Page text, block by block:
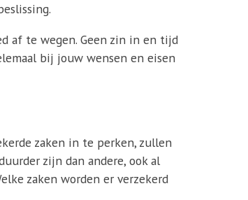
af te wegen. Geen zin in en tijd
bij jouw wensen en eisen
zaken in te perken, zullen
zijn dan andere, ook al
zaken worden er verzekerd